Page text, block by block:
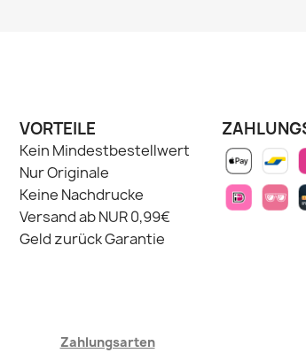
VORTEILE
Kein Mindestbestellwert
Nur Originale
Keine Nachdrucke
Versand ab NUR 0,99€
Geld zurück Garantie
Zahlungsarten